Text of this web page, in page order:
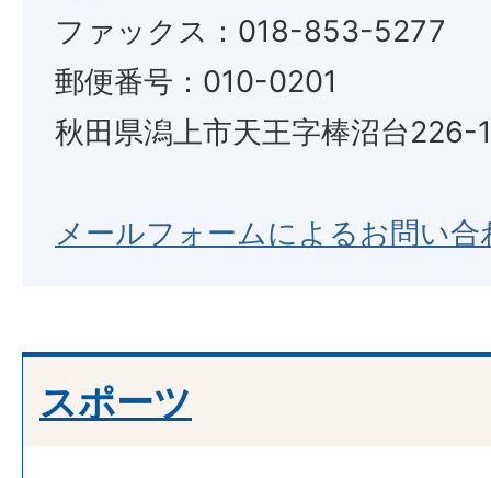
ファックス：018-853-5277
郵便番号：010-0201
秋田県潟上市天王字棒沼台226-1
メールフォームによるお問い合
スポーツ